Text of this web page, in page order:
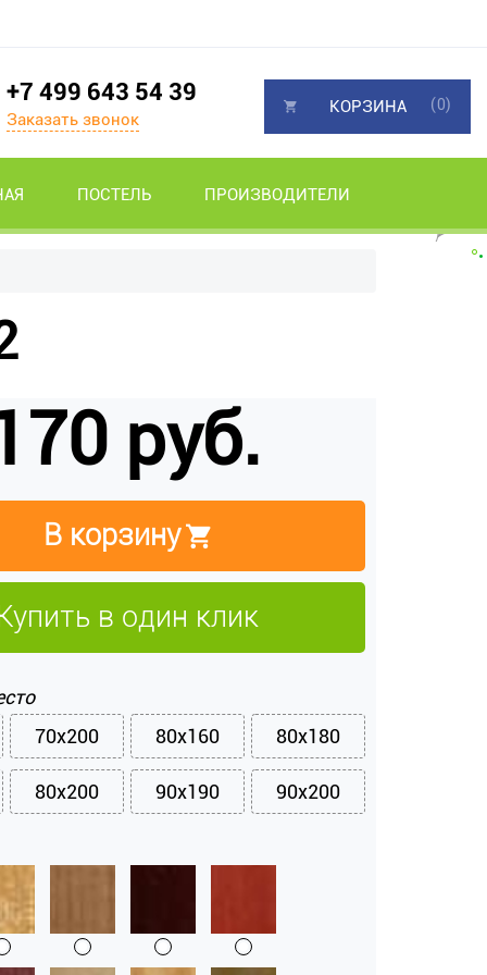
+7 499 643 54 39
Заказать звонок
ПОСТЕЛЬ ПРОИЗВОДИТЕЛИ
КОРЗИНА (0)
руб.
В корзину
в один клик
70x200
80x160 80x180
80x200 90x190 90x200